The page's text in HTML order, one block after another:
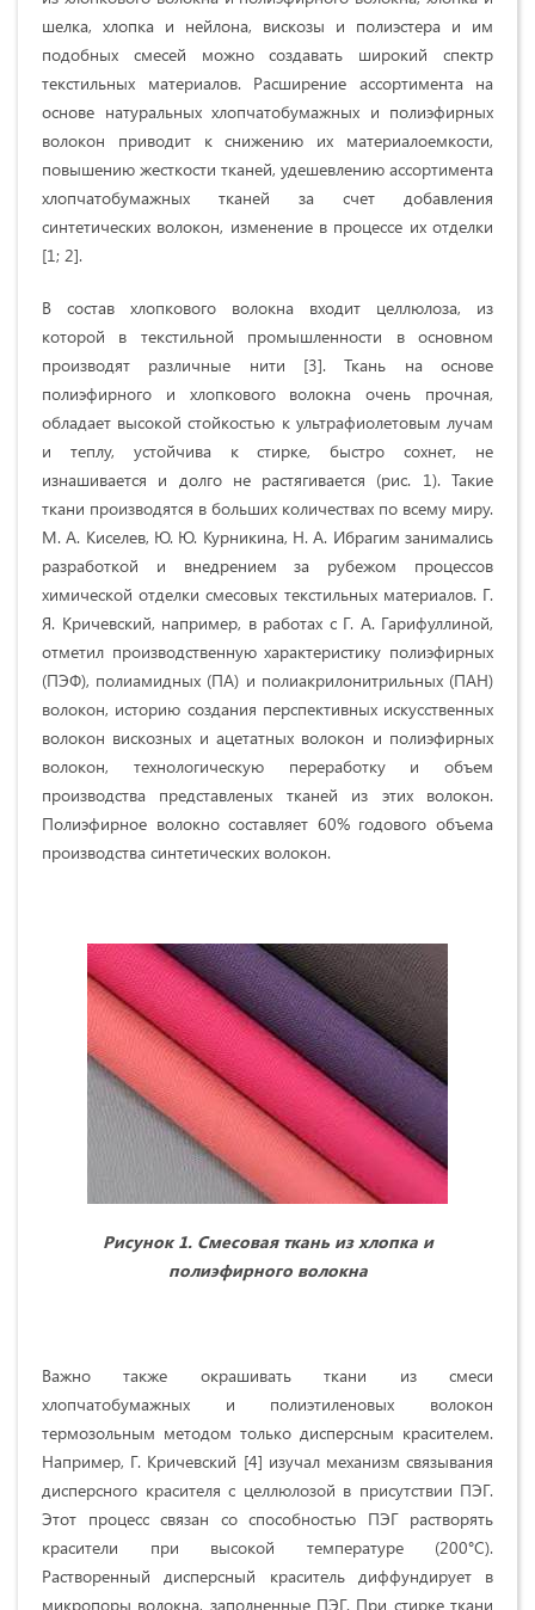
шелка, хлопка и нейлона, вискозы и полиэстера и им
подобных смесей можно создавать широкий спектр
текстильных материалов. Расширение ассортимента на
основе натуральных хлопчатобумажных и полиэфирных
волокон приводит к снижению их материалоемкости,
повышению жесткости тканей, удешевлению ассортимента
хлопчатобумажных тканей за счет добавления
синтетических волокон, изменение в процессе их отделки
[1; 2].
В состав хлопкового волокна входит целлюлоза, из
которой в текстильной промышленности в основном
производят различные нити
[3]. Ткань на основе
полиэфирного и хлопкового волокна очень прочная,
обладает высокой стойкостью к ультрафиолетовым лучам
и теплу, устойчива к стирке, быстро сохнет, не
изнашивается и долго не растягивается (рис. 1). Такие
ткани производятся в больших количествах по всему миру.
М. А. Киселев, Ю. Ю. Курникина, Н. А. Ибрагим занимались
разработкой и внедрением за рубежом процессов
химической отделки смесовых текстильных материалов. Г.
Я. Кричевский, например, в работах с Г. А. Гарифуллиной,
отметил производственную характеристику полиэфирных
(ПЭФ), полиамидных (ПА) и полиакрилонитрильных (ПАН)
волокон, историю создания перспективных искусственных
волокон вискозных и ацетатных волокон и полиэфирных
волокон, технологическую переработку и объем
производства представленых тканей из этих волокон.
Полиэфирное волокно составляет 60% годового объема
производства синтетических волокон.
Рисунок 1. Смесовая ткань из хлопка и
полиэфирного волокна
Важно также окрашивать ткани из смеси
хлопчатобумажных и полиэтиленовых волокон
термозольным методом только дисперсным красителем.
Например, Г. Кричевский [4] изучал механизм связывания
дисперсного красителя с целлюлозой в присутствии ПЭГ.
Этот процесс связан со способностью ПЭГ растворять
красители при высокой температуре (200°С).
Растворенный дисперсный краситель диффундирует в
микропоры волокна, заполненные ПЭГ. При стирке ткани